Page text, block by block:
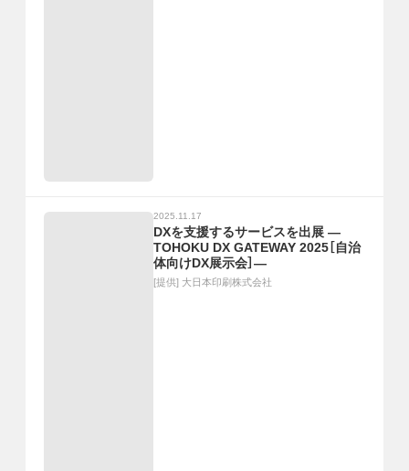
2025.11.17
DXを支援するサービスを出展 ―
TOHOKU DX GATEWAY 2025［自治
体向けDX展示会］―
[提供] 大日本印刷株式会社